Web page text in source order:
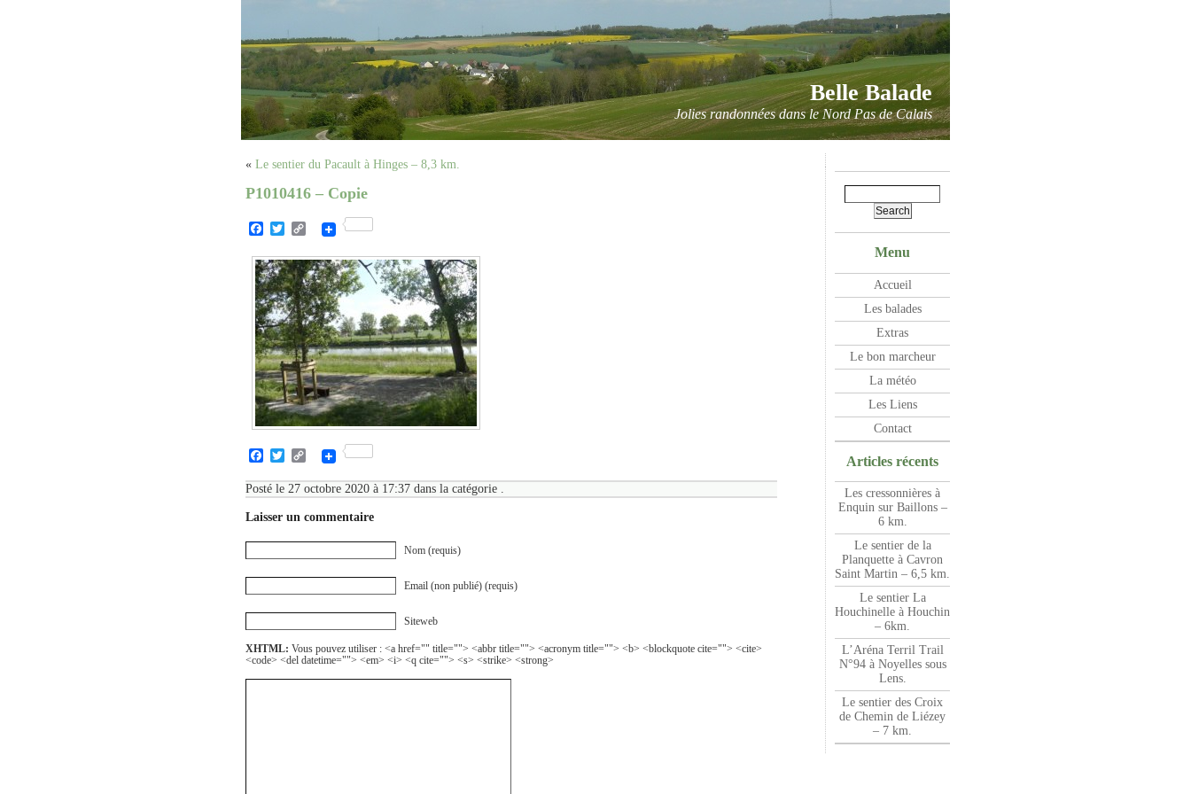
Belle Balade
Jolies randonnées dans le Nord Pas de Calais
« Le sentier du Pacault à Hinges – 8,3 km.
P1010416 – Copie
Facebook
TwitterCopy
Facebook
TwitterCopy
Posté le 27 octobre 2020 à 17:37 dans la catégorie .
Laisser un commentaire
Nom (requis)
Email (non publié) (requis)
Siteweb
XHTML: Vous pouvez utiliser : <a href="" title=""> <abbr title=""> <acronym title=""> <b> <blockquote cite=""> <cite>
<code> <del datetime=""> <em> <i> <q cite=""> <s> <strike> <strong>
Menu
Accueil
Les balades
Extras
Le bon marcheur
La météo
Les Liens
Contact
Articles récents
Les cressonnières à
Enquin sur Baillons –
6 km.
Le sentier de la
Planquette à Cavron
Saint Martin – 6,5 km.
Le sentier La
Houchinelle à Houchin
– 6km.
L’Aréna Terril Trail
N°94 à Noyelles sous
Lens.
Le sentier des Croix
de Chemin de Liézey
– 7 km.